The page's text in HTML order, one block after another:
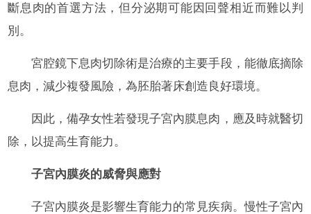
斷息肉的首選方法，但分泌期可能因回聲相近而難以判
別。
宮腔鏡下息肉切除術是治療的主要手段，能徹底摘除
息肉，減少複發風險，為胚胎著床創造良好環境。
因此，備孕女性若發現子宮內膜息肉，應及時就醫切
除，以提高生育能力。
子宮內膜炎的威脅與應對
子宮內膜炎是影響生育能力的常見疾病。慢性子宮內